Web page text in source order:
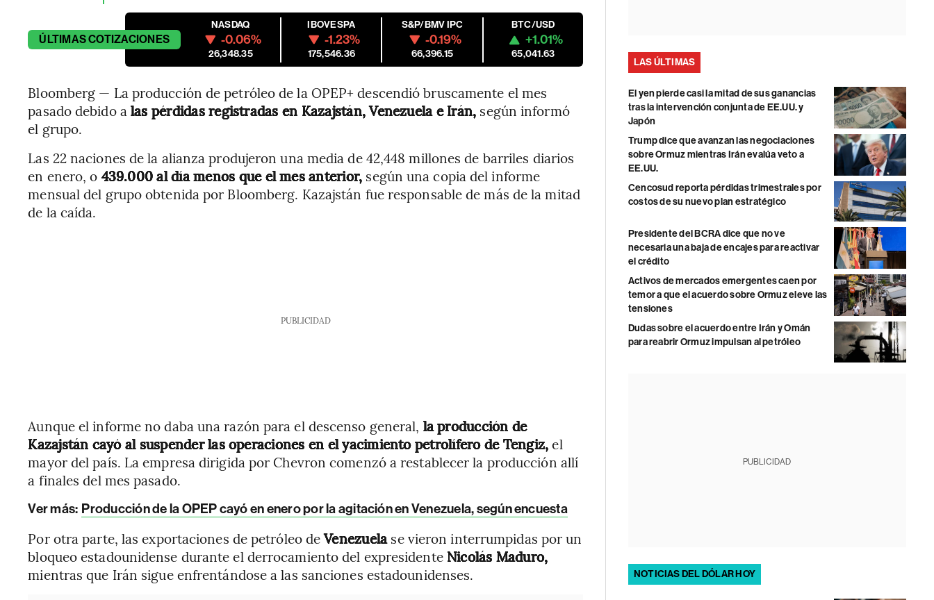
ÚLTIMASCOTIZACIONES
NASDAQ
-0.06%
26,348.35
IBOVESPA
-1.23%
175,546.36
S&P/BMV IPC
-0.19%
66,396.15
BTC/USD
+1.01%
65,041.63
Bloomberg — La producción de petróleo de la OPEP+ descendió bruscamente el mes
pasado debido a las pérdidas registradas en Kazajstán, Venezuela e Irán, según informó
el grupo.
Las 22 naciones de la alianza produjeron una media de 42,448 millones de barriles diarios
en enero, o 439.000 al día menos que el mes anterior, según una copia del informe
mensual del grupo obtenida por Bloomberg. Kazajstán fue responsable de más de la mitad
de la caída.
PUBLICIDAD
Aunque el informe no daba una razón para el descenso general, la producción de
Kazajstán cayó al suspender las operaciones en el yacimiento petrolífero de Tengiz,el
mayor del país. La empresa dirigida por Chevron comenzó a restablecer la producción allí
a finales del mes pasado.
Ver más: Producción de la OPEP cayó en enero por la agitación en Venezuela, según encuesta
Por otra parte, las exportaciones de petróleo deVenezuelase vieron interrumpidas por un
bloqueo estadounidense durante el derrocamiento del expresidente Nicolás Maduro,
mientras que Irán sigue enfrentándose a las sanciones estadounidenses.
LAS ÚLTIMAS
El yen pierde casi la mitad de sus ganancias
tras la intervención conjunta de EE.UU. y
Japón
Trump dice que avanzan las negociaciones
sobre Ormuz mientras Irán evalúa veto a
EE.UU.
Cencosud reporta pérdidas trimestrales por
costos de su nuevo plan estratégico
Presidente del BCRA dice que no ve
necesaria una baja de encajes para reactivar
el crédito
Activos de mercados emergentes caen por
temor a que el acuerdo sobre Ormuz eleve las
tensiones
Dudas sobre el acuerdo entre Irán y Omán
para reabrir Ormuz impulsan al petróleo
PUBLICIDAD
NOTICIAS DEL DÓLAR HOY